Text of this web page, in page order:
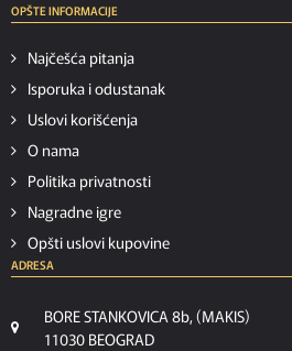
OPŠTE INFORMACIJE
Najčešća pitanja
Isporuka i odustanak
Uslovi korišćenja
O nama
Politika privatnosti
Nagradne igre
Opšti uslovi kupovine
ADRESA
BORE STANKOVICA 8b, (MAKIS)
11030 BEOGRAD